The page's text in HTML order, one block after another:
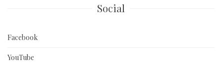
Social
Facebook
YouTube